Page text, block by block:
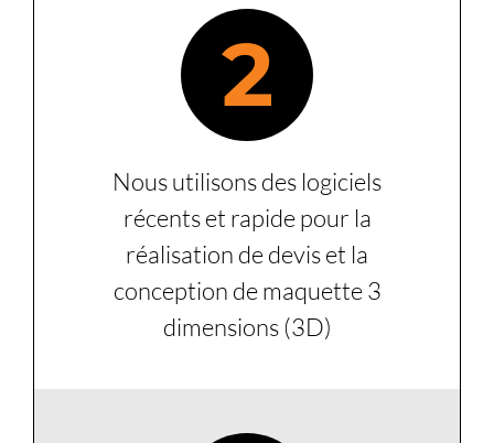
2
Nous utilisons des logiciels
récents et rapide pour la
réalisation de devis et la
conception de maquette 3
dimensions (3D)